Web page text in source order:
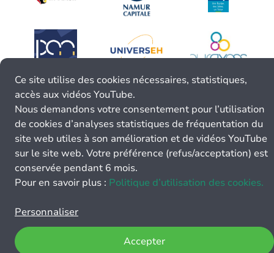
Ce site utilise des cookies nécessaires, statistiques,
accès aux vidéos YouTube.
Nous demandons votre consentement pour l’utilisation
de cookies d’analyses statistiques de fréquentation du
site web utiles à son amélioration et de vidéos YouTube
sur le site web. Votre préférence (refus/acceptation) est
conservée pendant 6 mois.
Pour en savoir plus : Politique d’utilisation des cookies.
Personnaliser
Accepter